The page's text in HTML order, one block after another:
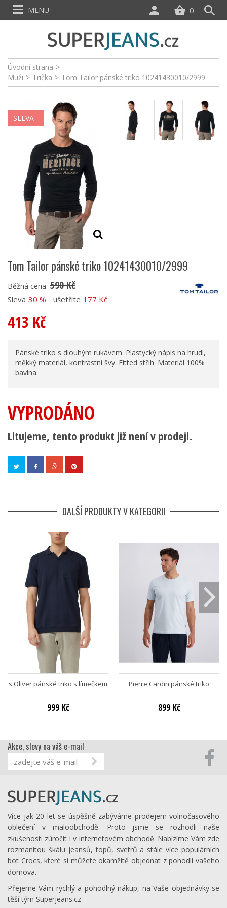
Úvodní strana >
Muži > Trička > Tom Tailor pánské triko 10241430010/2999
SLEVA
Tom Tailor pánské triko 10241430010/2999
Běžná cena: 590 Kč
Sleva 30 % ušetříte 177 Kč
413 Kč
Pánské triko s dlouhým rukávem. Plastycký nápis na hrudi,
měkký materiál, kontrastní švy. Fitted střih. Materiál 100%
bavlna.
VYPRODÁNO
Litujeme, tento produkt již není v prodeji.
DALŠÍ PRODUKTY V KATEGORII
s.Oliver pánské triko s límečkem
999 Kč
Pierre Cardin pánské triko
899 Kč
0
MENU
Akce, slevy na váš e-mail
Více jak 20 let se úspěšně zabýváme prodejem volnočasového
oblečení v maloobchodě. Proto jsme se rozhodli naše
zkušenosti zúročit i v internetovém obchodě. Nabízíme Vám zde
rozmanitou škálu jeansů, topů, svetrů a stále více populárních
bot Crocs, které si můžete okamžitě objednat z pohodlí vašeho
domova.
Přejeme Vám rychlý a pohodlný nákup, na Vaše objednávky se
těší tým Superjeans.cz